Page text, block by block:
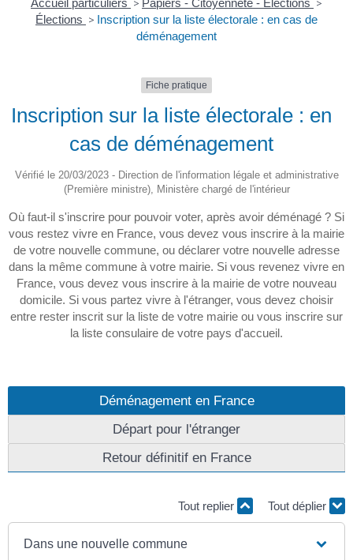
Accueil particuliers > Papiers - Citoyenneté - Élections >
Élections > Inscription sur la liste électorale : en cas de
déménagement
Fiche pratique
Inscription sur la liste électorale : en
cas de déménagement
Vérifié le 20/03/2023 - Direction de l'information légale et administrative
(Première ministre), Ministère chargé de l'intérieur
Où faut-il s'inscrire pour pouvoir voter, après avoir déménagé ? Si
vous restez vivre en France, vous devez vous inscrire à la mairie
de votre nouvelle commune, ou déclarer votre nouvelle adresse
dans la même commune à votre mairie. Si vous revenez vivre en
France, vous devez vous inscrire à la mairie de votre nouveau
domicile. Si vous partez vivre à l'étranger, vous devez choisir
entre rester inscrit sur la liste de votre mairie ou vous inscrire sur
la liste consulaire de votre pays d'accueil.
Déménagement en France
Départ pour l'étranger
Retour définitif en France
Tout replier Tout déplier
Dans une nouvelle commune